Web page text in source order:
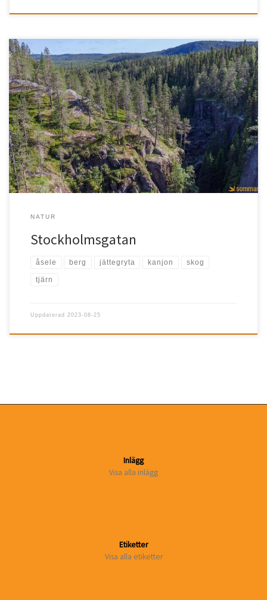
Åsele Stockholmsgatans naturreservat ger en storskalig
naturupplevelse med branta kanjonväggarna, gammal naturskog,
jättegrytor, grottor, stenblock, […]
NATUR
Stockholmsgatan
åsele berg jättegryta kanjon skog
tjärn
Uppdaterad 2023-08-25
Inlägg
Visa alla inlägg
Etiketter
Visa alla etiketter